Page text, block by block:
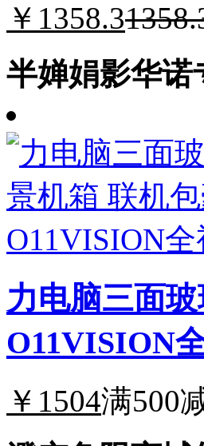
￥1358.3
半婵娟影华诺
力电脑三面
O11VISION
￥1504满500